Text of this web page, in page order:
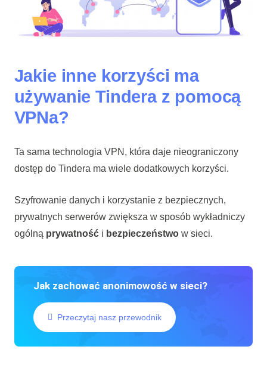
Jakie inne korzyści ma
używanie Tindera z pomocą
VPNa?
Ta sama technologia VPN, która daje nieograniczony
dostęp do Tindera ma wiele dodatkowych korzyści.
Szyfrowanie danych i korzystanie z bezpiecznych,
prywatnych serwerów zwiększa w sposób wykładniczy
ogólną prywatnośći bezpieczeństwow sieci.
Jak zachować anonimowość w sieci?
Przeczytaj nasz przewodnik